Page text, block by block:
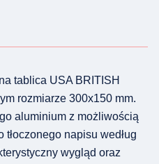
tablica USA BRITISH
rozmiarze 300x150 mm.
aluminium z możliwością
napisu według
wygląd oraz